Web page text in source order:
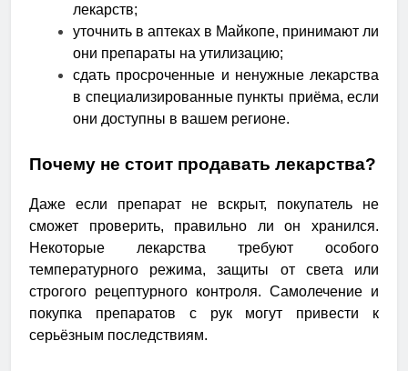
лекарств;
уточнить в аптеках в Майкопе, принимают ли
они препараты на утилизацию;
сдать просроченные и ненужные лекарства
в специализированные пункты приёма, если
они доступны в вашем регионе.
Почему не стоит продавать лекарства?
Даже если препарат не вскрыт, покупатель не
сможет проверить, правильно ли он хранился.
Некоторые лекарства требуют особого
температурного режима, защиты от света или
строгого рецептурного контроля. Самолечение и
покупка препаратов с рук могут привести к
серьёзным последствиям.